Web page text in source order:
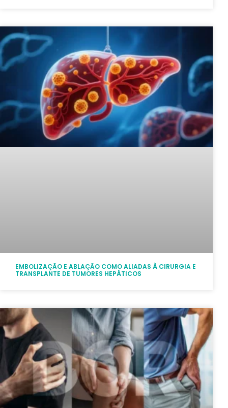
EMBOLIZAÇÃO E ABLAÇÃO COMO ALIADAS À CIRURGIA E
TRANSPLANTE DE TUMORES HEPÁTICOS